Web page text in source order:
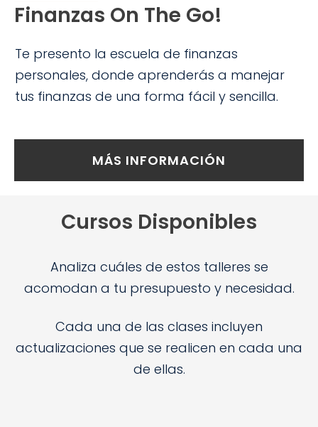
Finanzas On The Go!
Te presento la escuela de finanzas
personales, donde aprenderás a manejar
tus finanzas de una forma fácil y sencilla.
MÁS INFORMACIÓN
Cursos Disponibles
Analiza cuáles de estos talleres se
acomodan a tu presupuesto y necesidad.
Cada una de las clases incluyen
actualizaciones que se realicen en cada una
de ellas.